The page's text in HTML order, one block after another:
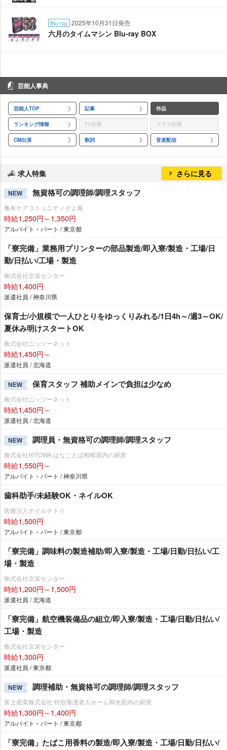
Blu-ray 2025年10月31日発売
六月のタイムマシン Blu-ray BOX
芸能人事典
芸能人TOP 記事 作品
ランキング情報 TV出演 ドラマ出演
CM出演 歌詞 音楽配信
求人特集 さらに見る
NEW 無資格可の調理師/調理スタッフ
亀有ケアコミュニティそよ風
時給1,250円～1,350円
アルバイト・パート / 東京都
「寮完備」業務用プリンターの部品製造/即入寮/製造・工場/日
勤/日払い/工場・製造
株式会社京栄センター
時給1,400円
派遣社員 / 神奈川県
保育士/小規模で一人ひとりをゆっくりみれる/1日4h～/週3～OK/
夏休み明けスタートOK
株式会社ニッソーネット
時給1,450円～
派遣社員 / 北海道
NEW 保育スタッフ 補助メインで負担は少なめ
株式会社ニッソーネット
時給1,450円～
派遣社員 / 北海道
NEW 調理員・無資格可の調理師/調理スタッフ
株式会社HITOWA はなことば相模原内の厨房
時給1,550円～
アルバイト・パート / 神奈川県
歯科助手/未経験OK・ネイルOK
医療法人ナイルチドリ
時給1,500円
アルバイト・パート / 東京都
「寮完備」調味料の製造補助/即入寮/製造・工場/日勤/日払い/工
場・製造
株式会社京栄センター
時給1,200円～1,500円
派遣社員 / 北海道
「寮完備」航空機装備品の組立/即入寮/製造・工場/日勤/日払い/
工場・製造
株式会社京栄センター
時給1,300円
派遣社員 / 東京都
NEW 調理補助・無資格可の調理師/調理スタッフ
富士産業株式会社 特別養護老人ホーム和光苑内の厨房
時給1,300円～1,400円
アルバイト・パート / 東京都
「寮完備」たばこ用香料の製造/即入寮/製造・工場/日勤/日払い/